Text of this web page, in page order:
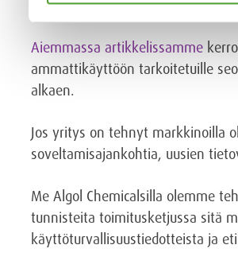
Aiemmassa artikkelissamme
ammattikäyttöön tarkoitetuille
alkaen.
Jos yritys on tehnyt markkinoilla
soveltamisajankohtia, uusien
Me Algol Chemicalsilla olemme
tunnisteita toimitusketjussa sitä
käyttöturvallisuustiedotteista ja